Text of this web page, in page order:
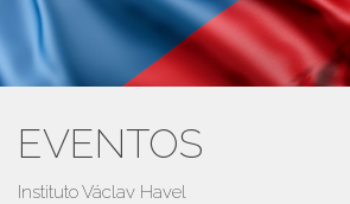
EVENTOS
Instituto Václav Havel